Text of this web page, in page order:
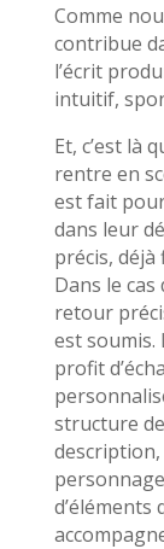
Comme
contribue
l’écrit
intuitif,
Et, c’est là
rentre en
est fait
dans leur
précis,
Dans le
retour
est soumis.
profit
structure
description,
d’éléments